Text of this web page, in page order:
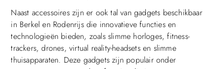
Naast accessoires zijn er ook tal van gadgets beschikbaar
in Berkel en Rodenrijs die innovatieve functies en
technologieën bieden, zoals slimme horloges, fitness-
trackers, drones, virtual reality-headsets en slimme
thuisapparaten. Deze gadgets zijn populair onder